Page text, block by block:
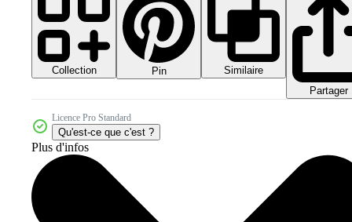
Collection Pin
Similaire
Partager
Licence Pro Standard
Qu'est-ce que c'est ?
Plus d'infos